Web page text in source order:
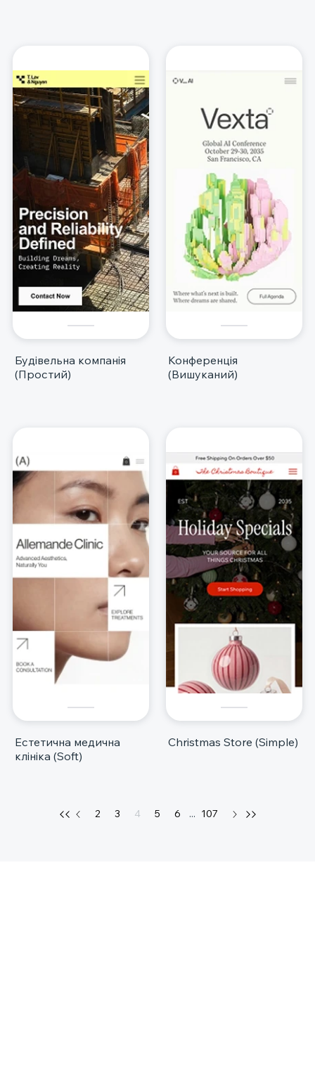
Будівельна компанія
(Простий)
Конференція
(Вишуканий)
Естетична медична
клініка (Soft)
Christmas Store (Simple)
2 3 4 5 6 ... 107